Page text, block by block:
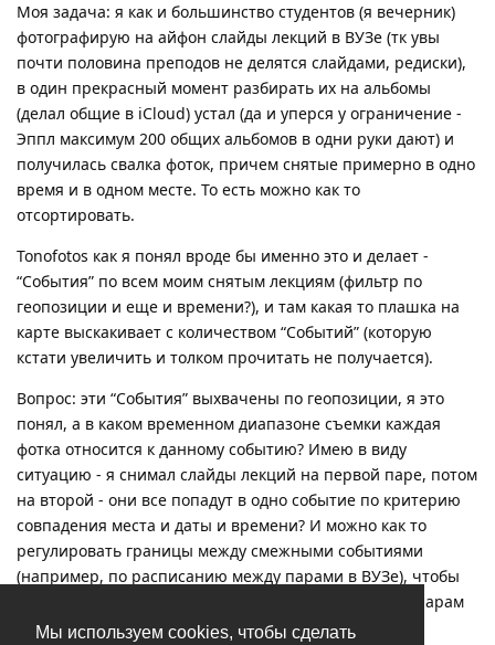
Мы используем cookies, чтобы сделать
Моя задача: я как и большинство студентов (я вечерник)
фотографирую на айфон слайды лекций в ВУЗе (тк увы
почти половина преподов не делятся слайдами, редиски),
в один прекрасный момент разбирать их на альбомы
(делал общие в iCloud) устал (да и уперся у ограничение -
Эппл максимум 200 общих альбомов в одни руки дают) и
получилась свалка фоток, причем снятые примерно в одно
время и в одном месте. То есть можно как то
отсортировать.
Tonofotos как я понял вроде бы именно это и делает -
“События” по всем моим снятым лекциям (фильтр по
геопозиции и еще и времени?), и там какая то плашка на
карте выскакивает с количеством “Событий” (которую
кстати увеличить и толком прочитать не получается).
Вопрос: эти “События” выхвачены по геопозиции, я это
понял, а в каком временном диапазоне съемки каждая
фотка относится к данному событию? Имею в виду
ситуацию - я снимал слайды лекций на первой паре, потом
на второй - они все попадут в одно событие по критерию
совпадения места и даты и времени? И можно как то
регулировать границы между смежными событиями
(например, по расписанию между парами в ВУЗе), чтобы
создавать автоматически эти “События” именно по парам
лекций в ВУЗе?